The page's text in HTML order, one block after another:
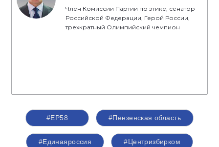
Член Комиссии Партии по этике, сенатор
Российской Федерации, Герой России,
трехкратный Олимпийский чемпион
#ЕР58 #Пензенская область
#Единаяроссия #Центризбирком